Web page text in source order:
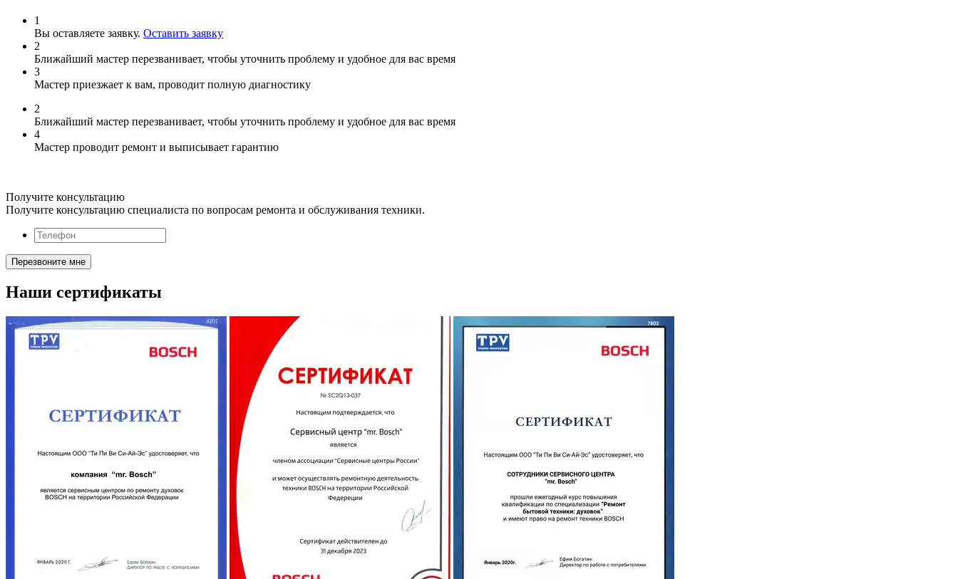
1
Вы оставляете заявку. Оставить заявку
2
Ближайший мастер перезванивает, чтобы уточнить проблему и удобное для вас время
3
Мастер приезжает к вам, проводит полную диагностику
2
Ближайший мастер перезванивает, чтобы уточнить проблему и удобное для вас время
4
Мастер проводит ремонт и выписывает гарантию
Получите консультацию
Получите консультацию специалиста по вопросам ремонта и обслуживания техники.
Наши сертификаты